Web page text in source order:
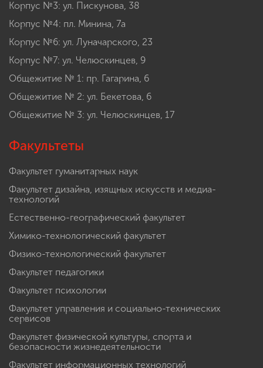
Корпус №3: ул. Пискунова, 38
Корпус №4: пл. Минина, 7а
Корпус №6: ул. Луначарского, 23
Корпус №7: ул. Челюскинцев, 9
Общежитие № 1: пр. Гагарина, 6
Общежитие № 2: ул. Бекетова, 6
Общежитие № 3: ул. Челюскинцев, 17
Факультеты
Факультет гуманитарных наук
Факультет дизайна, изящных искусств и медиа-
технологий
Естественно-географический факультет
Химико-технологический факультет
Физико-технологический факультет
Факультет педагогики
Факультет психологии
Факультет управления и социально-технических
сервисов
Факультет физической культуры, спорта и
безопасности жизнедеятельности
Факультет информационных технологий